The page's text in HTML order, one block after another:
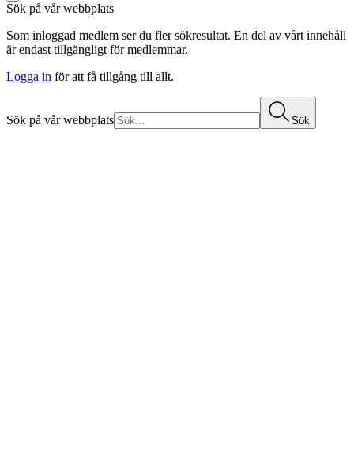
Sök på vår webbplats
Som inloggad medlem ser du fler sökresultat. En del av vårt innehåll
är endast tillgängligt för medlemmar.
Logga in för att få tillgång till allt.
Sök på vår webbplats Sök